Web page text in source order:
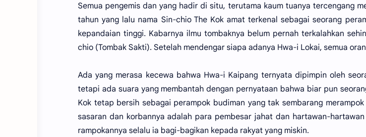
Semua pengemis dan yang hadir di situ, terutama kaum tuanya tercengang
tahun yang lalu nama Sin-chio The Kok amat terkenal sebagai seorang
kepandaian tinggi. Kabarnya ilmu tombaknya belum pernah terkalahkan
chio (Tombak Sakti). Setelah mendengar siapa adanya Hwa-i Lokai, semua
Ada yang merasa kecewa bahwa Hwa-i Kaipang ternyata dipimpin oleh
tetapi ada suara yang membantah dengan pernyataan bahwa biar pun
Kok tetap bersih sebagai perampok budiman yang tak sembarang merampok
sasaran dan korbannya adalah para pembesar jahat dan hartawan-
rampokannya selalu ia bagi-bagikan kepada rakyat yang miskin.